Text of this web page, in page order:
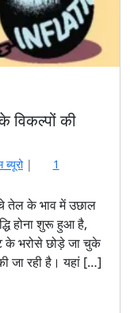
विकल्पों की
ब्यूरो |
1
तेल के भाव में उछाल
होना शुरू हुआ है,
के भरोसे छोड़े जा चुके
जा रही है। यहां […]